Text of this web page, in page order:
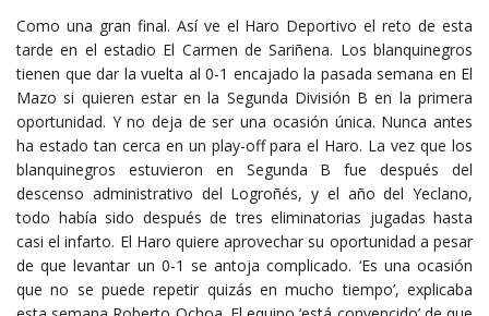
Como una gran final. Así ve el Haro Deportivo el reto de esta
tarde en el estadio El Carmen de Sariñena. Los blanquinegros
tienen que dar la vuelta al 0-1 encajado la pasada semana en El
Mazo si quieren estar en la Segunda División B en la primera
oportunidad. Y no deja de ser una ocasión única. Nunca antes
ha estado tan cerca en un play-off para el Haro. La vez que los
blanquinegros estuvieron en Segunda B fue después del
descenso administrativo del Logroñés, y el año del Yeclano,
todo había sido después de tres eliminatorias jugadas hasta
casi el infarto. El Haro quiere aprovechar su oportunidad a pesar
de que levantar un 0-1 se antoja complicado. ‘Es una ocasión
que no se puede repetir quizás en mucho tiempo’, explicaba